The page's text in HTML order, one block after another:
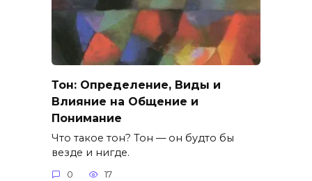
Тон: Определение, Виды и
Влияние на Общение и
Понимание
Что такое тон? Тон — он будто бы
везде и нигде.
0 17